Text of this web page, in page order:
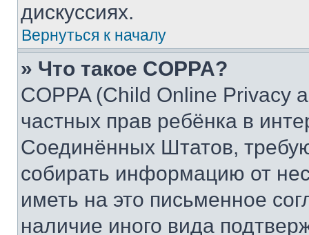
дискуссиях.
Вернуться к началу
» Что такое COPPA?
COPPA (Child Online Privacy
частных прав ребёнка в
Соединённых Штатов,
собирать информацию от
иметь на это письменное
наличие иного вида